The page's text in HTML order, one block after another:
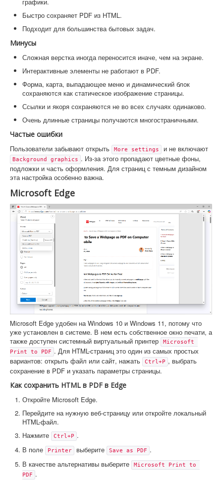
Быстро сохраняет PDF из HTML.
Подходит для большинства бытовых задач.
Минусы
Сложная верстка иногда переносится иначе, чем на экране.
Интерактивные элементы не работают в PDF.
Форма, карта, выпадающее меню и динамический блок
сохраняются как статическое изображение страницы.
Ссылки и якоря сохраняются не во всех случаях одинаково.
Очень длинные страницы получаются многостраничными.
Частые ошибки
Пользователи забывают открыть
More settings и не включают
Background graphics . Из-за этого пропадают цветные фоны,
подложки и часть оформления. Для страниц с темным дизайном
эта настройка особенно важна.
Microsoft Edge
Microsoft Edge удобен на Windows 10 и Windows 11, потому что
уже установлен в системе. В нем есть собственное окно печати, а
также доступен системный виртуальный принтер
Microsoft
Print to PDF . Для HTML-страниц это один из самых простых
вариантов: открыть файл или сайт, нажать
Ctrl+P , выбрать
сохранение в PDF и указать параметры страницы.
Как сохранить HTML в PDF в Edge
Откройте Microsoft Edge.
Перейдите на нужную веб-страницу или откройте локальный
HTML-файл.
Нажмите
Ctrl+P .
В поле
Printer выберите Save as PDF .
В качестве альтернативы выберите
Microsoft Print to
PDF .